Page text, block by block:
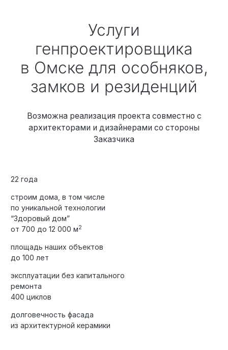
Услуги
генпроектировщика
в Омске для особняков,
замков и резиденций
Возможна реализация проекта совместно с
архитекторами и дизайнерами со стороны
Заказчика
22 года
строим дома, в том числе
по уникальной технологии
“Здоровый дом”
от 700 до 12 000 м2
площадь наших объектов
до 100 лет
эксплуатации без капитального
ремонта
400 циклов
долговечность фасада
из архитектурной керамики